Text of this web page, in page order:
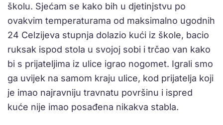
školu. Sjećam se kako bih u djetinjstvu po
ovakvim temperaturama od maksimalno ugodnih
24 Celzijeva stupnja dolazio kući iz škole, bacio
ruksak ispod stola u svojoj sobi i trčao van kako
bi s prijateljima iz ulice igrao nogomet. Igrali smo
ga uvijek na samom kraju ulice, kod prijatelja koji
je imao najravniju travnatu površinu i ispred
kuće nije imao posađena nikakva stabla.